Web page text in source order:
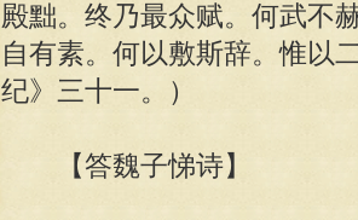
殿黜。终乃最众赋。何武不
自有素。何以敷斯辞。惟以
纪》三十一。）
【答魏子悌诗】